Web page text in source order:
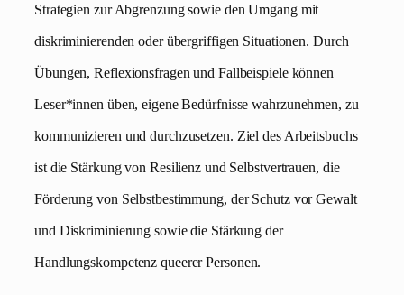
Strategien zur Abgrenzung sowie den Umgang mit
diskriminierenden oder übergriffigen Situationen. Durch
Übungen, Reflexionsfragen und Fallbeispiele können
Leser*innen üben, eigene Bedürfnisse wahrzunehmen, zu
kommunizieren und durchzusetzen. Ziel des Arbeitsbuchs
ist die Stärkung von Resilienz und Selbstvertrauen, die
Förderung von Selbstbestimmung, der Schutz vor Gewalt
und Diskriminierung sowie die Stärkung der
Handlungskompetenz queerer Personen.